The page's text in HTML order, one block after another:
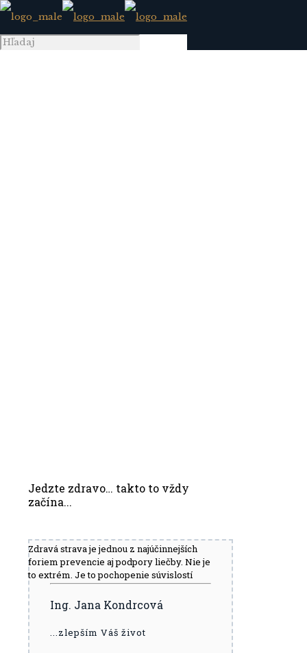
Jedzte zdravo… takto to vždy
začína...
Zdravá strava je jednou z najúčinnejších
foriem prevencie aj podpory liečby. Nie je
to extrém. Je to pochopenie súvislostí
Ing. Jana Kondrcová
...zlepším Váš život